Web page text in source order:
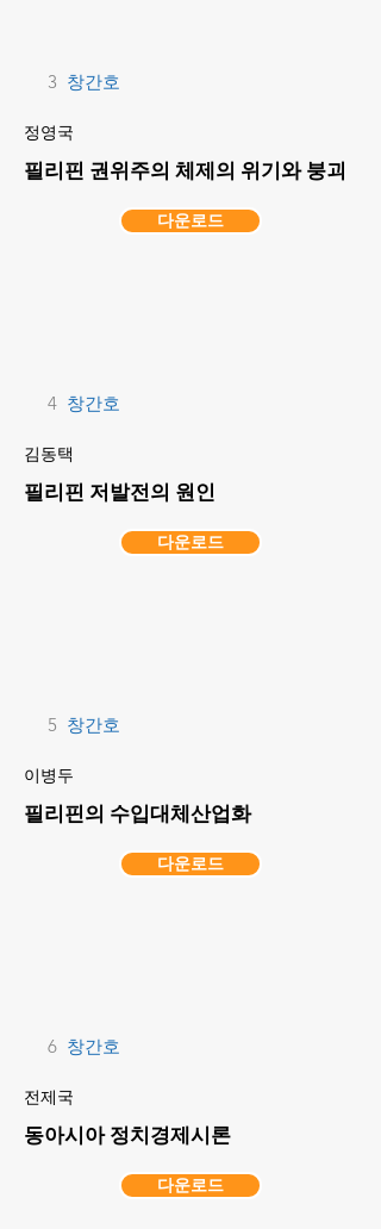
3 창간호
정영국
필리핀 권위주의 체제의 위기와 붕괴
다운로드
4 창간호
김동택
필리핀 저발전의 원인
다운로드
5 창간호
이병두
필리핀의 수입대체산업화
다운로드
6 창간호
전제국
동아시아 정치경제시론
다운로드